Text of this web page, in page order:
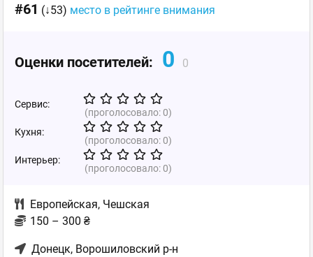
#61 (↓53) место в рейтинге внимания
Оценки посетителей: 0 0
Сервис:
(проголосовало:0)
Кухня:
(проголосовало:0)
Интерьер:
(проголосовало:0)
Европейская, Чешская
150 – 300 ₴
Донецк, Ворошиловский р-н